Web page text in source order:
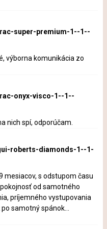
super-premium-1--1--
výborna komunikácia zo
onyx-visco-1--1--
nich spí, odporúčam.
roberts-diamonds-1--1-
mesiacov, s odstupom času
od samotného
príjemného vystupovania
samotný spánok...